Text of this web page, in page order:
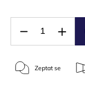
Zeptat se